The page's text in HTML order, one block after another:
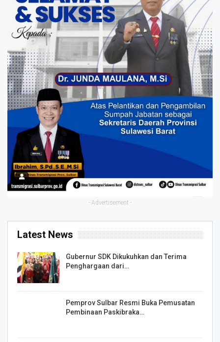
- Advertisement -
Latest News
Gubernur SDK Dikukuhkan dan Terima
Penghargaan dari…
Pemprov Sulbar Resmi Buka Pemusatan
Pembinaan Paskibraka…